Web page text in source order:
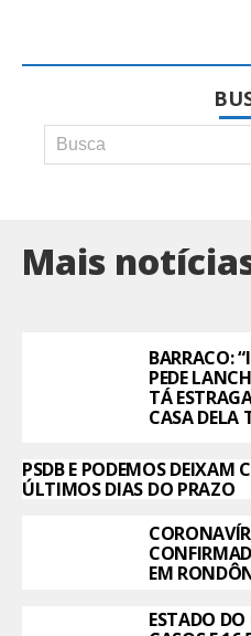
Mais
PEDE
TÁ
CASA DELA
ÚLTIMOS DIAS DO PRAZO
EM
ESTADO DO
19